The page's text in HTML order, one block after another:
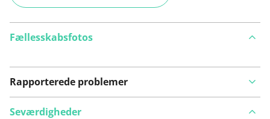
Fællesskabsfotos
Rapporterede problemer
Seværdigheder